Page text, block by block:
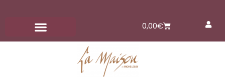
contenuto
0,00€Carrello